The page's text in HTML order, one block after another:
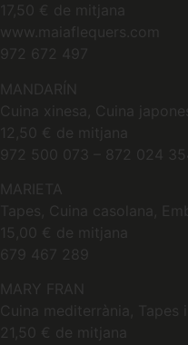
17,50 € de mitjana
www.maiaflequers.com
972 672 497
MANDARÍN
Cuina xinesa, Cuina
12,50 € de mitjana
972 500 073 – 872 024
MARIETA
Tapes, Cuina casolana,
15,00 € de mitjana
679 467 289
MARY FRAN
Cuina mediterrània, Tapes
21,50 € de mitjana